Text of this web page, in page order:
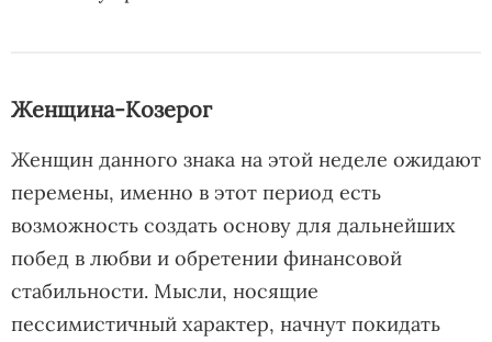
Женщина-Козерог
Женщин данного знака на этой неделе ожидают
перемены, именно в этот период есть
возможность создать основу для дальнейших
побед в любви и обретении финансовой
стабильности. Мысли, носящие
пессимистичный характер, начнут покидать